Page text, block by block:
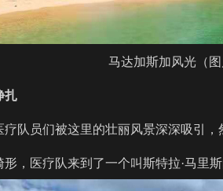
马达加斯加风光（图
扎
队员们被这里的壮丽风景深深吸引
，医疗队来到了一个叫斯特拉·马里斯